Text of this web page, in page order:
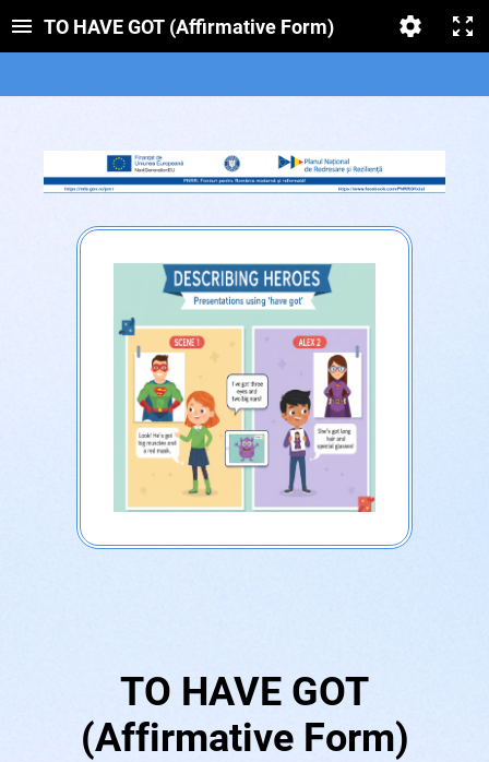
TO HAVE GOT (Affirmative Form)
TO HAVE GOT
(Affirmative Form)